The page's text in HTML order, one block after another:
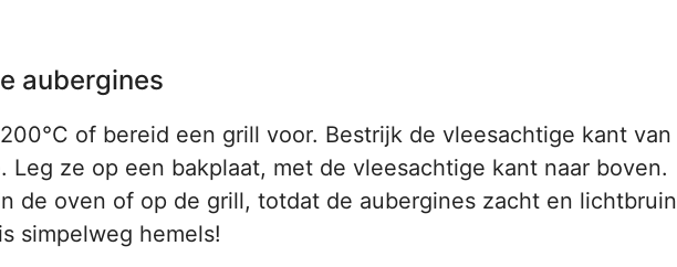
aubergines
of bereid een grill voor. Bestrijk de vleesachtige kant van
Leg ze op een bakplaat, met de vleesachtige kant naar boven.
de oven of op de grill, totdat de aubergines zacht en lichtbruin
simpelweg hemels!